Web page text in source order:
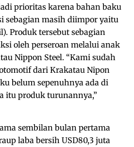
prioritas karena bahan baku
sebagian masih diimpor yaitu
Produk tersebut sebagian
oleh perseroan melalui anak
Nippon Steel. “Kami sudah
dari Krakatau Nipon
belum sepenuhnya ada di
itu produk turunannya,”
sembilan bulan pertama
laba bersih USD80,3 juta